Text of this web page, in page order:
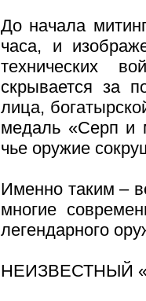
До начала
часа, и
технических
скрывается за
лица,
медаль «Серп и
чье оружие
Именно таким –
многие
легендарного
НЕИЗВЕСТНЫЙ